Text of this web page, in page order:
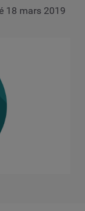
18 mars 2019